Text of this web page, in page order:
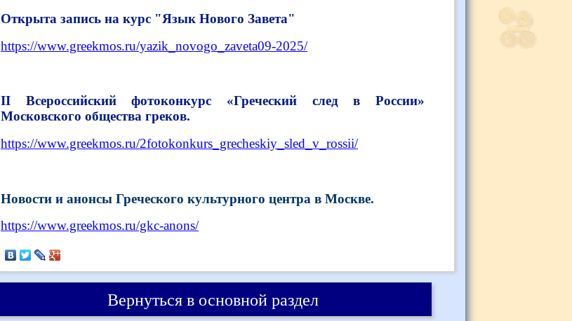
Открыта запись на курс "Язык Нового Завета"
https://www.greekmos.ru/yazik_novogo_zaveta09-2025/
II Всероссийский фотоконкурс «Греческий след в России»
Московского общества греков.
https://www.greekmos.ru/2fotokonkurs_grecheskiy_sled_v_rossii/
Новости и анонсы Греческого культурного центра в Москве.
https://www.greekmos.ru/gkc-anons/
Вернуться в основной раздел